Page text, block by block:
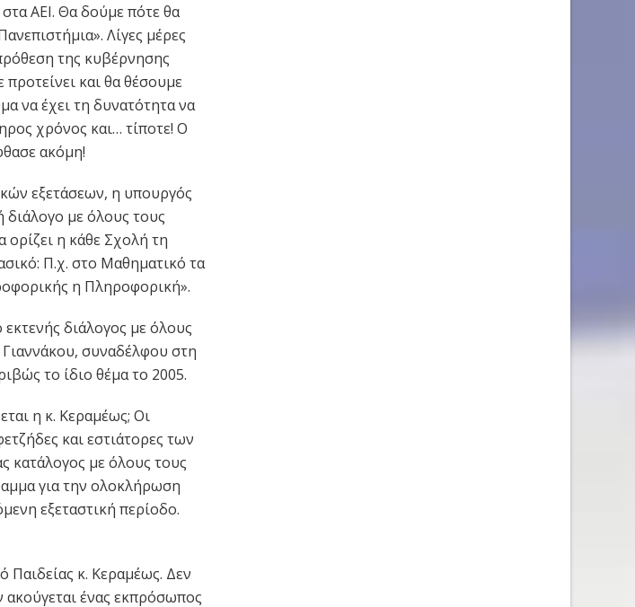
στα ΑΕΙ. Θα δούμε πότε θα
Λίγες μέρες
της κυβέρνησης
και θα θέσουμε
να έχει τη δυνατότητα να
χρόνος και… τίποτε! Ο
ακόμη!
εξετάσεων, η υπουργός
διάλογο με όλους τους
ορίζει η κάθε Σχολή τη
Π.χ. στο Μαθηματικό τα
η Πληροφορική».
διάλογος με όλους
Γιαννάκου, συναδέλφου στη
το ίδιο θέμα το 2005.
η κ. Κεραμέως; Οι
και εστιάτορες των
κατάλογος με όλους τους
για την ολοκλήρωση
εξεταστική περίοδο.
Παιδείας κ. Κεραμέως. Δεν
ένας εκπρόσωπος